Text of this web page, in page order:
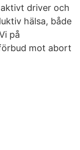
driver och
hälsa, både
på
mot abort